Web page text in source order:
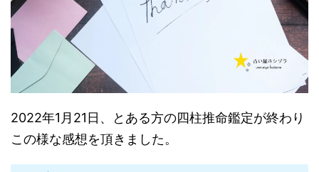
2022年1月21日、とある方の四柱推命鑑定が終わり
この様な感想を頂きました。